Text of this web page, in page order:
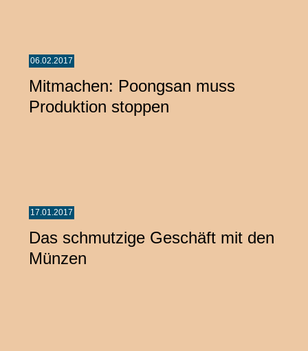
06.02.2017
Mitmachen: Poongsan muss
Produktion stoppen
17.01.2017
Das schmutzige Geschäft mit den
Münzen